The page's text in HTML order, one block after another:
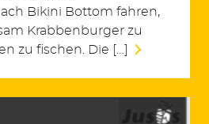
Bikini Bottom fahren,
Krabbenburger zu
zu fischen. Die […]